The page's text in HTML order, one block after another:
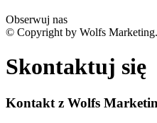
Obserwuj nas
© Copyright by Wolfs
Skontaktuj się
Kontakt z Wolfs